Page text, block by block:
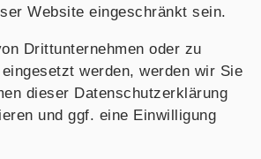
Website eingeschränkt sein.
Drittunternehmen oder zu
werden, werden wir Sie
dieser Datenschutzerklärung
und ggf. eine Einwilligung